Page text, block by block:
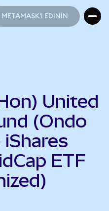
METAMASK'I EDİNİN
United
(Ondo
ETF